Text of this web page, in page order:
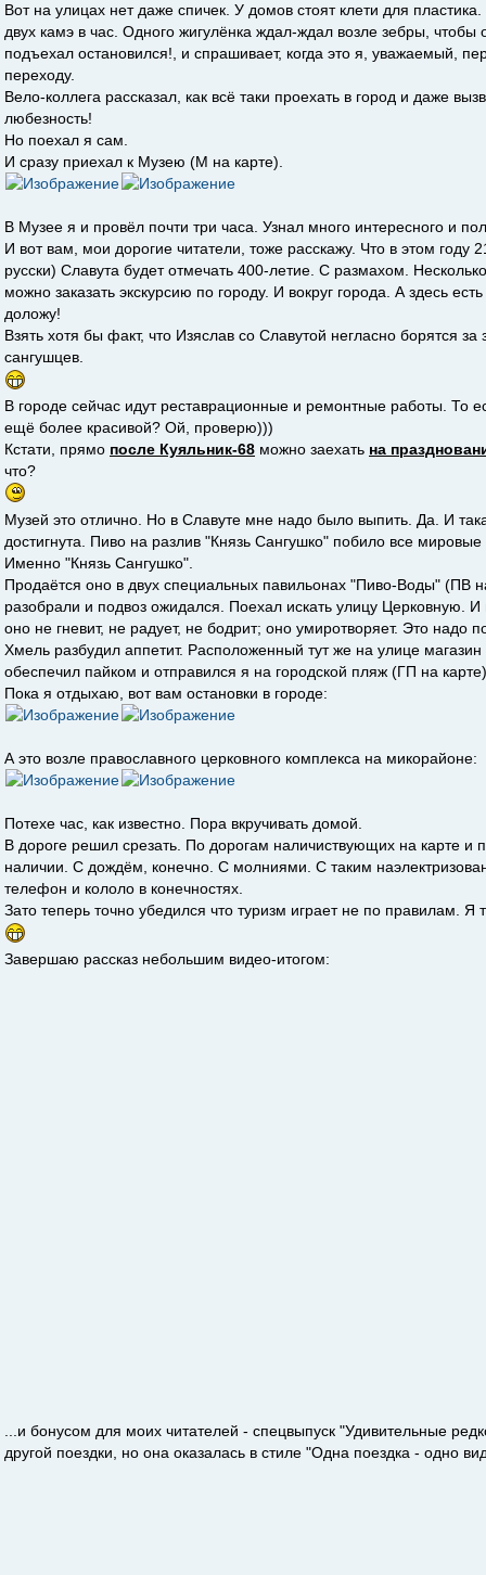
Вот на улицах нет даже спичек. У домов стоят клети для
двух камэ в час. Одного жигулёнка ждал-ждал возле зебры,
подъехал остановился!, и спрашивает, когда это я, уважаемый,
переходу.
Вело-коллега рассказал, как всё таки проехать в город и даже
любезность!
Но поехал я сам.
И сразу приехал к Музею (М на карте).
В Музее я и провёл почти три часа. Узнал много интересного и
И вот вам, мои дорогие читатели, тоже расскажу. Что в этом году
русски) Славута будет отмечать 400-летие. С размахом.
можно заказать экскурсию по городу. И вокруг города. А здесь
доложу!
Взять хотя бы факт, что Изяслав со Славутой негласно борятся
сангушцев.
В городе сейчас идут реставрационные и ремонтные работы. То
ещё более красивой? Ой, проверю)))
Кстати, прямо после Куяльник-68 можно заехать на
что?
Музей это отлично. Но в Славуте мне надо было выпить. Да. И
достигнута. Пиво на разлив "Князь Сангушко" побило все
Именно "Князь Сангушко".
Продаётся оно в двух специальных павильонах "Пиво-Воды" (ПВ
разобрали и подвоз ожидался. Поехал искать улицу Церковную. И
оно не гневит, не радует, не бодрит; оно умиротворяет. Это надо
Хмель разбудил аппетит. Расположенный тут же на улице
обеспечил пайком и отправился я на городской пляж (ГП на
Пока я отдыхаю, вот вам остановки в городе:
А это возле православного церковного комплекса на микорайоне:
Потехе час, как известно. Пора вкручивать домой.
В дороге решил срезать. По дорогам наличиствующих на карте и
наличии. С дождём, конечно. С молниями. С таким
телефон и кололо в конечностях.
Зато теперь точно убедился что туризм играет не по правилам. Я
Завершаю рассказ небольшим видео-итогом:
...и бонусом для моих читателей - спецвыпуск "Удивительные
другой поездки, но она оказалась в стиле "Одна поездка - одно